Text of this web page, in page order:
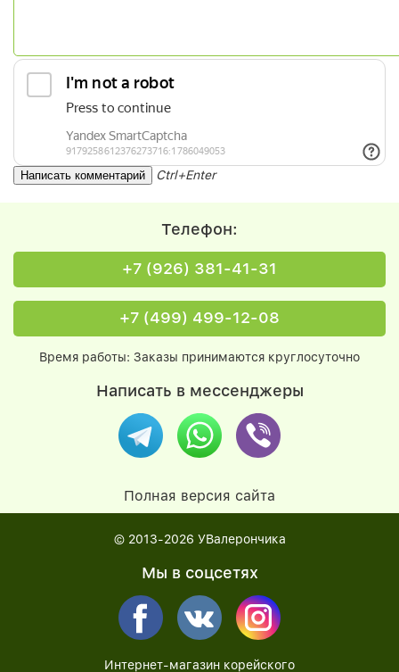
Ctrl+Enter
Телефон:
+7 (926) 381-41-31
+7 (499) 499-12-08
Время работы: Заказы принимаются круглосуточно
Написать в мессенджеры
Полная версия сайта
© 2013-2026 УВалерончика
Мы в соцсетях
Интернет-магазин корейского